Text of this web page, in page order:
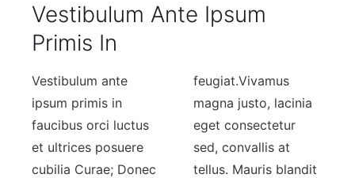
Vestibulum Ante Ipsum
Primis In
Vestibulum ante
ipsum primis in
faucibus orci luctus
et ultrices posuere
cubilia Curae; Donec
feugiat.Vivamus
magna justo, lacinia
eget consectetur
sed, convallis at
tellus. Mauris blandit